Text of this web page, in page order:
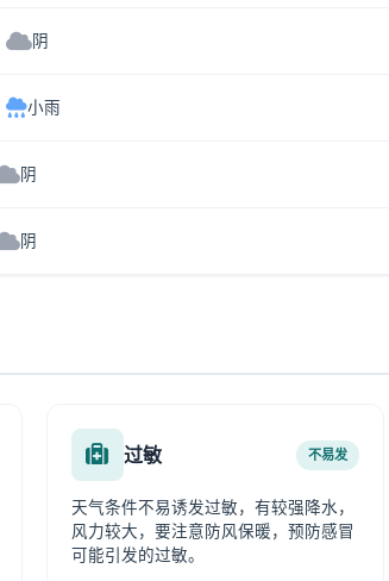
阴
小雨
阴
阴
过敏 不易发
天气条件不易诱发过敏，有较强降水，
风力较大，要注意防风保暖，预防感冒
可能引发的过敏。